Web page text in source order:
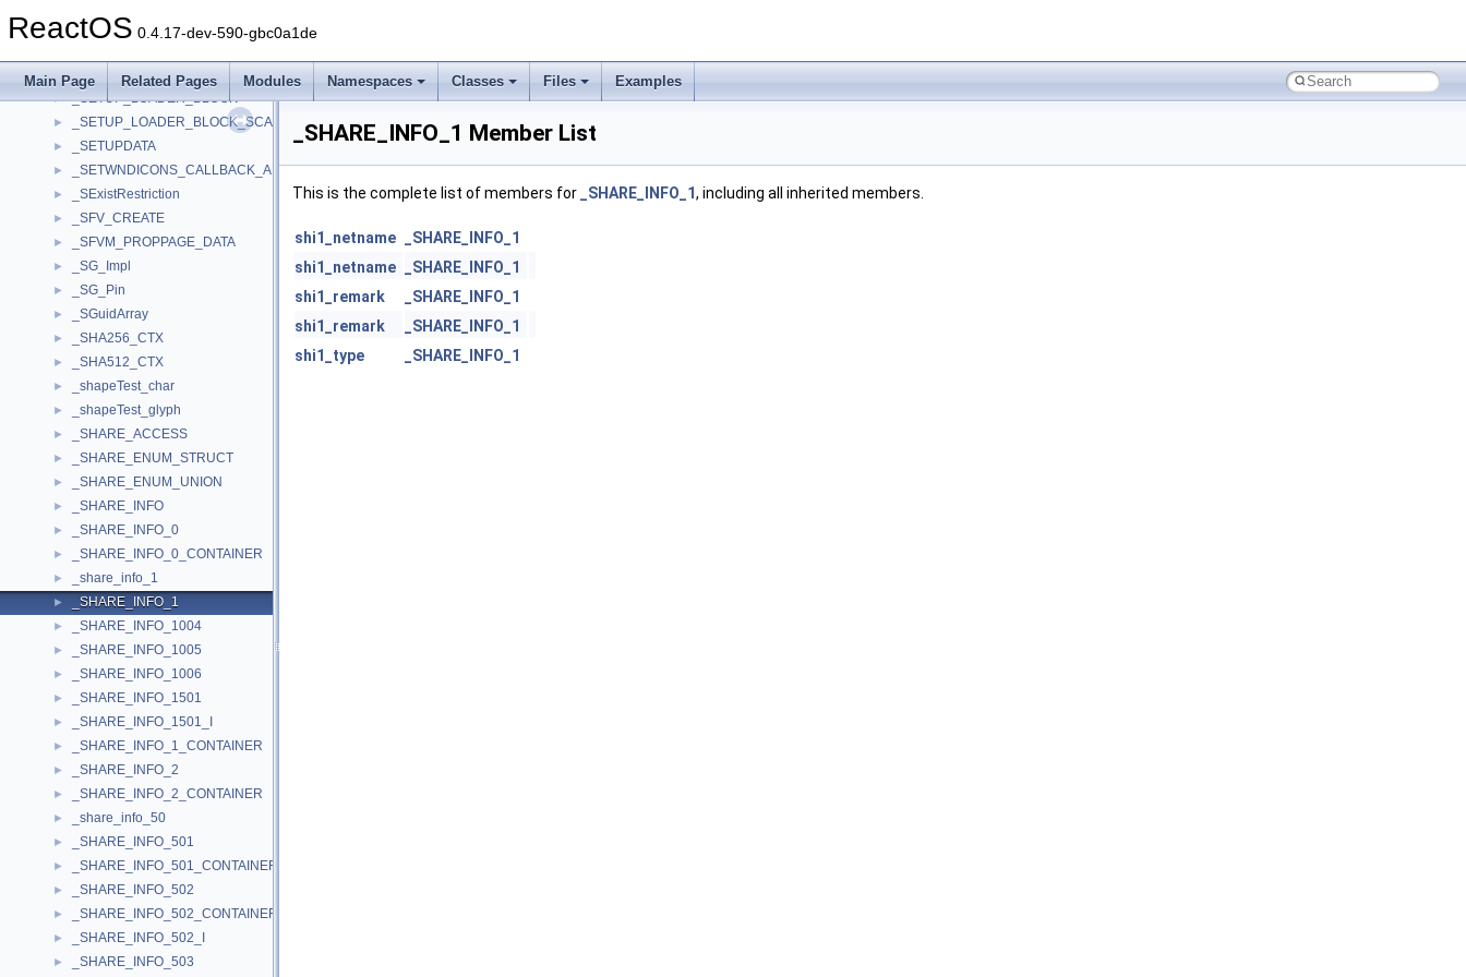
ReactOS 0.4.17-dev-590-gbc0a1de
Main Page Related Pages Modules Namespaces Classes Files Examples
► _SETTINGS_DATA
► _SETTRANSFERMODE
► _SETUP_LOADER_BLOCK
► _SETUP_LOADER_BLOCK_SCALARS
► _SETUPDATA
► _SETWNDICONS_CALLBACK_ARGUMENTS
► _SExistRestriction
► _SFV_CREATE
► _SFVM_PROPPAGE_DATA
► _SG_Impl
► _SG_Pin
► _SGuidArray
► _SHA256_CTX
► _SHA512_CTX
► _shapeTest_char
► _shapeTest_glyph
► _SHARE_ACCESS
► _SHARE_ENUM_STRUCT
► _SHARE_ENUM_UNION
► _SHARE_INFO
► _SHARE_INFO_0
► _SHARE_INFO_0_CONTAINER
► _share_info_1
► _SHARE_INFO_1
► _SHARE_INFO_1004
► _SHARE_INFO_1005
► _SHARE_INFO_1006
► _SHARE_INFO_1501
► _SHARE_INFO_1501_I
► _SHARE_INFO_1_CONTAINER
► _SHARE_INFO_2
► _SHARE_INFO_2_CONTAINER
► _share_info_50
► _SHARE_INFO_501
► _SHARE_INFO_501_CONTAINER
► _SHARE_INFO_502
► _SHARE_INFO_502_CONTAINER
► _SHARE_INFO_502_I
► _SHARE_INFO_503
_SHARE_INFO_1 Member List
This is the complete list of members for _SHARE_INFO_1, including all inherited members.
shi1_netname
_SHARE_INFO_1
shi1_netname
_SHARE_INFO_1
shi1_remark
_SHARE_INFO_1
shi1_remark
_SHARE_INFO_1
shi1_type
_SHARE_INFO_1